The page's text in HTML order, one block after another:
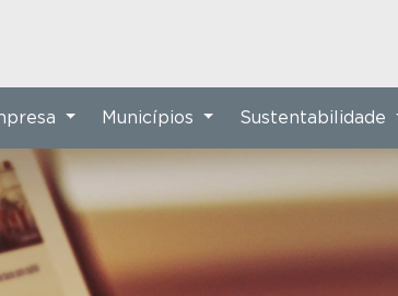
Municípios Sustentabilidade